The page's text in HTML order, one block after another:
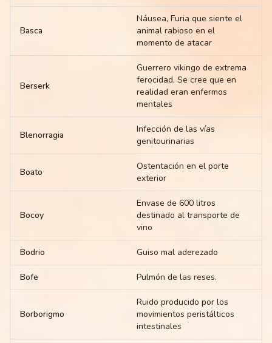
Basca
Náusea, Furia que siente el
animal rabioso en el
momento de atacar
Berserk
Guerrero vikingo de extrema
ferocidad, Se cree que en
realidad eran enfermos
mentales
Blenorragia
Infección de las vías
genitourinarias
Boato
Ostentación en el porte
exterior
Bocoy
Envase de 600 litros
destinado al transporte de
vino
Bodrio Guiso mal aderezado
Bofe Pulmón de las reses.
Borborigmo
Ruido producido por los
movimientos peristálticos
intestinales